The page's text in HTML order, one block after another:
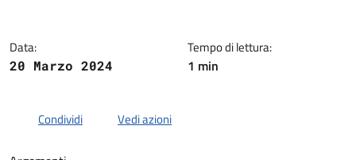
Data:
20 Marzo 2024
Tempo di lettura:
1 min
Condividi Vedi azioni